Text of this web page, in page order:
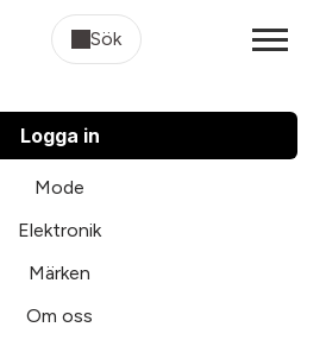
Sök
Logga in
Mode
Elektronik
Märken
Om oss